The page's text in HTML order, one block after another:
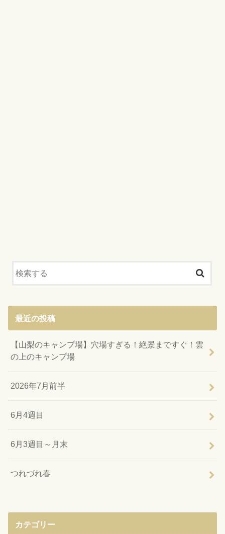
最近の投稿
【山梨のキャンプ場】穴場すぎる！絶景まですぐ！雲
の上のキャンプ場
2026年7月前半
6月4週目
6月3週目～月末
つれづれ春
カテゴリー